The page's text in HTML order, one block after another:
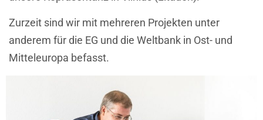
Zurzeit sind wir mit mehreren Projekten unter
anderem für die EG und die Weltbank in Ost- und
Mitteleuropa befasst.